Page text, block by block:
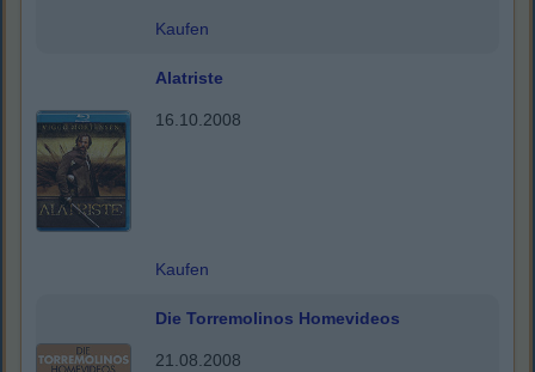
Kaufen
Alatriste
16.10.2008
Kaufen
Die Torremolinos Homevideos
21.08.2008